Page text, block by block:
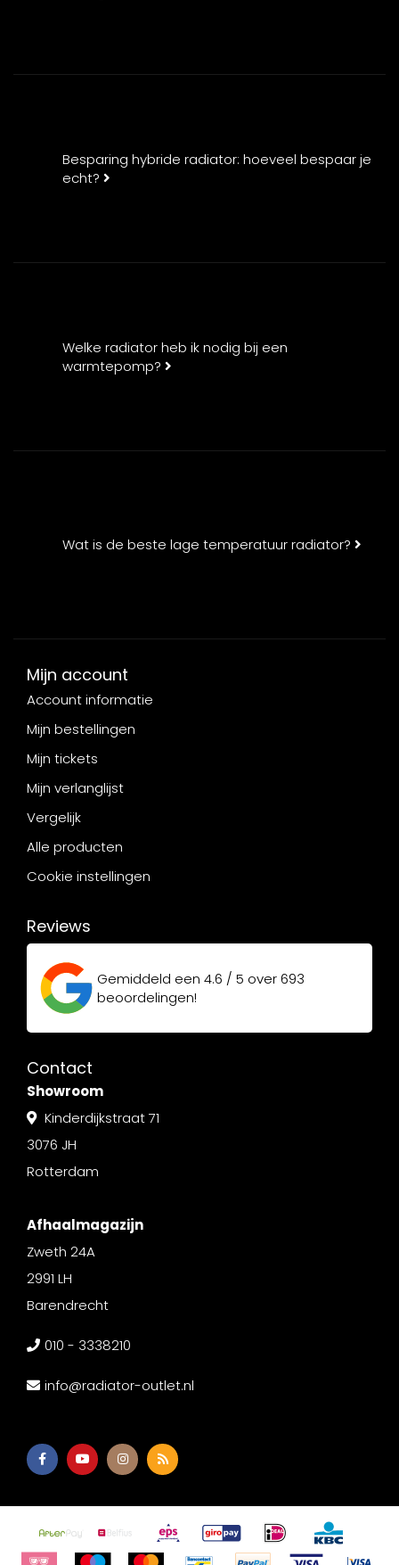
Besparing hybride radiator: hoeveel bespaar je
echt?
Welke radiator heb ik nodig bij een
warmtepomp?
Wat is de beste lage temperatuur radiator?
Mijn account
Account informatie
Mijn bestellingen
Mijn tickets
Mijn verlanglijst
Vergelijk
Alle producten
Cookie instellingen
Reviews
Gemiddeld een 4.6 / 5 over693
beoordelingen!
Contact
Showroom
Kinderdijkstraat 71
3076 JH
Rotterdam
Afhaalmagazijn
Zweth 24A
2991 LH
Barendrecht
010 - 3338210
info@radiator-outlet.nl